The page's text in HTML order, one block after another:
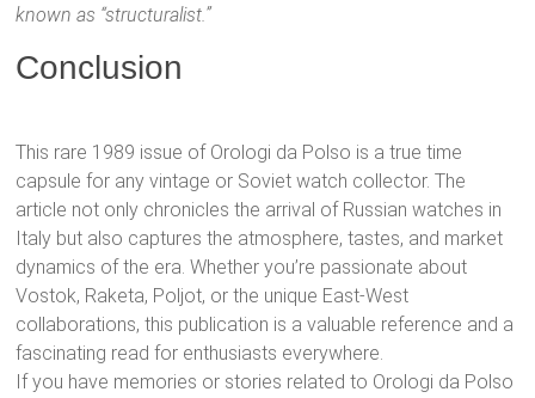
known as “structuralist.”
Conclusion
This rare 1989 issue of Orologi da Polso is a true time
capsule for any vintage or Soviet watch collector. The
article not only chronicles the arrival of Russian watches in
Italy but also captures the atmosphere, tastes, and market
dynamics of the era. Whether you’re passionate about
Vostok, Raketa, Poljot, or the unique East-West
collaborations, this publication is a valuable reference and a
fascinating read for enthusiasts everywhere.
If you have memories or stories related to Orologi da Polso